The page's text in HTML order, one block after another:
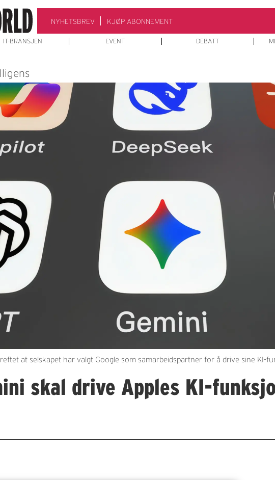
NYHETSBREV KJØP ABONNEMENT
IT-BRANSJEN EVENT DEBATT
at selskapet har valgt Google som samarbeidspartner for å drive sine KI-
skal drive Apples KI-